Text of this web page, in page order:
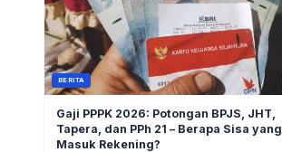
BERITA
Gaji PPPK 2026: Potongan BPJS, JHT,
Tapera, dan PPh 21 – Berapa Sisa yang
Masuk Rekening?